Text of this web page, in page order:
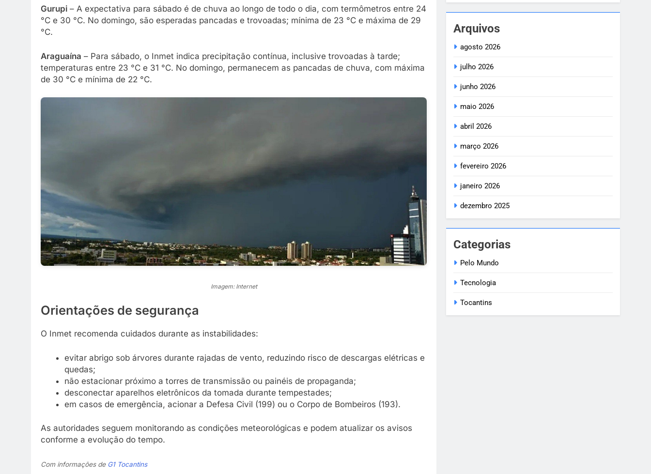
Gurupi – A expectativa para sábado é de chuva ao longo de todo o dia, com termômetros entre 24
°C e 30 °C. No domingo, são esperadas pancadas e trovoadas; mínima de 23 °C e máxima de 29
°C.
Araguaína – Para sábado, o Inmet indica precipitação contínua, inclusive trovoadas à tarde;
temperaturas entre 23 °C e 31 °C. No domingo, permanecem as pancadas de chuva, com máxima
de 30 °C e mínima de 22 °C.
Imagem: Internet
Orientações de segurança
O Inmet recomenda cuidados durante as instabilidades:
evitar abrigo sob árvores durante rajadas de vento, reduzindo risco de descargas elétricas e
quedas;
não estacionar próximo a torres de transmissão ou painéis de propaganda;
desconectar aparelhos eletrônicos da tomada durante tempestades;
em casos de emergência, acionar a Defesa Civil (199) ou o Corpo de Bombeiros (193).
As autoridades seguem monitorando as condições meteorológicas e podem atualizar os avisos
conforme a evolução do tempo.
Com informações de G1 Tocantins
Arquivos
agosto 2026
julho 2026
junho 2026
maio 2026
abril 2026
março 2026
fevereiro 2026
janeiro 2026
dezembro 2025
Categorias
Pelo Mundo
Tecnologia
Tocantins